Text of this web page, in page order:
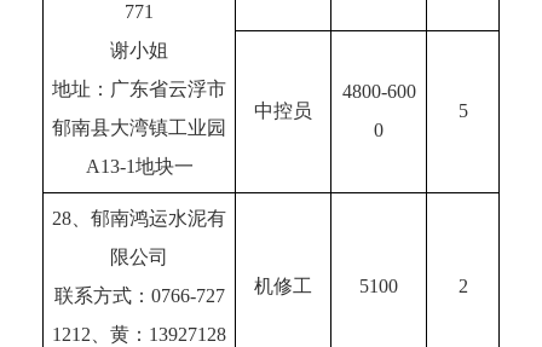
771
谢小姐
地址：广东省云浮市
郁南县大湾镇工业园
A13-1地块一
中控员
4800-600
0
5
28、郁南鸿运水泥有
限公司
联系方式：0766-727
1212、黄：13927128
机修工 5100 2